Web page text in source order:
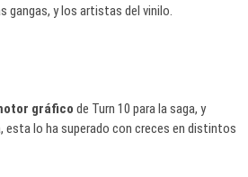
gangas, y los artistas del vinilo.
gráfico de Turn 10 para la saga, y
esta lo ha superado con creces en distintos